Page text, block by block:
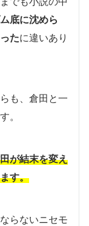
底に沈めら
たに違いあり
も、倉田と一
。
が結末を変え
す。
らないニセモ